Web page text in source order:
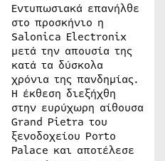
Εντυπωσιακά επανήλθε
στο προσκήνιο η
Salonica Electronix
μετά την απουσία της
κατά τα δύσκολα
χρόνια της πανδημίας.
Η έκθεση διεξήχθη
στην ευρύχωρη αίθουσα
Grand Pietra του
ξενοδοχείου Porto
Palace και αποτέλεσε